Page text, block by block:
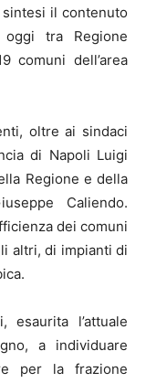
il contenuto
oggi tra Regione
comuni dell’area
oltre ai sindaci
di Napoli Luigi
Regione e della
Caliendo.
dei comuni
altri, di impianti di
l’attuale
a individuare
per la frazione